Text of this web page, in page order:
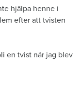
hjälpa henne i
efter att tvisten
en tvist när jag blev